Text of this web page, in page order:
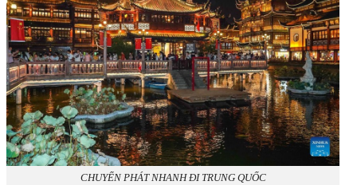
CHUYỂN PHÁT NHANH ĐI TRUNG QUỐC